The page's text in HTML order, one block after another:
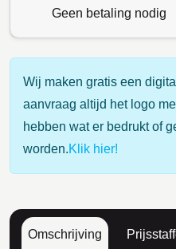
Geen betaling nodig
Wij maken gratis een
aanvraag altijd het logo
hebben wat er bedrukt of
worden.Klik hier!
Omschrijving